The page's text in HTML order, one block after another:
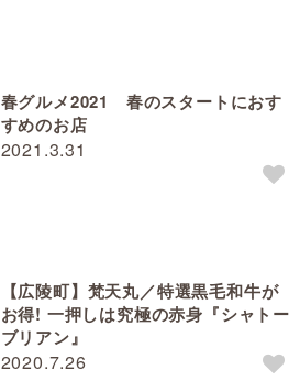
2021.3.31
春グルメ2021 春のスタートにおす
すめのお店
2020.7.26
【広陵町】梵天丸／特選黒毛和牛が
お得! 一押しは究極の赤身『シャトー
ブリアン』